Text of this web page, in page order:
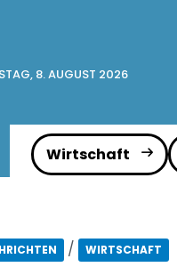
8. AUGUST 2026
Wirtschaft
/ WIRTSCHAFT